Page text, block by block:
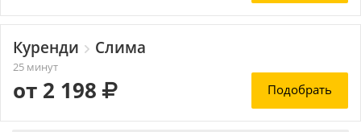
Куренди Слима
25 минут
от 2 198 Подобрать